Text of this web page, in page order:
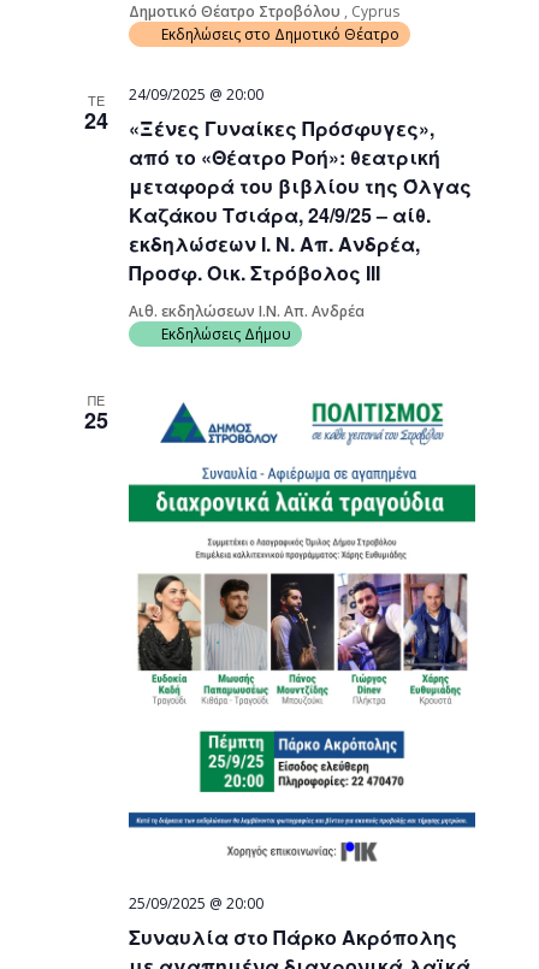
Δημοτικό Θέατρο Στροβόλου , Cyprus
Εκδηλώσεις στο Δημοτικό Θέατρο
ΤΕ
24
«Ξένες Γυναίκες Πρόσφυγες»,
από το «Θέατρο Ροή»: θεατρική
μεταφορά του βιβλίου της Όλγας
Καζάκου Τσιάρα, 24/9/25 – αίθ.
εκδηλώσεων Ι. Ν. Απ. Ανδρέα,
Προσφ. Οικ. Στρόβολος ΙΙΙ
24/09/2025 @ 20:00
Αιθ. εκδηλώσεων Ι.Ν. Απ. Ανδρέα
Εκδηλώσεις Δήμου
ΠΕ
25
Συναυλία στο Πάρκο Ακρόπολης
25/09/2025 @ 20:00